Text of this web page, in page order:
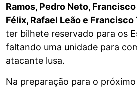
Ramos, Pedro Neto,
Félix, Rafael Leão e
ter bilhete reservado para os
faltando uma unidade para
atacante lusa.
Na preparação para o